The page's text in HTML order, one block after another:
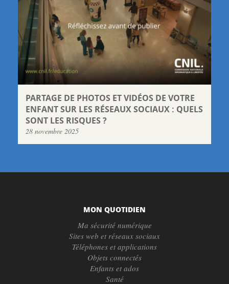
PARTAGE DE PHOTOS ET VIDÉOS DE VOTRE
ENFANT SUR LES RÉSEAUX SOCIAUX : QUELS
SONT LES RISQUES ?
28 novembre 2025
MON QUOTIDIEN
Ma sécurité numérique
Sites web et réseaux sociaux
Téléphones et applications
Objets connectés
Enfants et ados
Santé